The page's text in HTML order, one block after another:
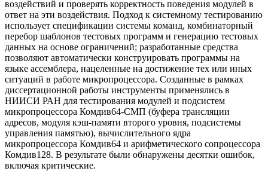
воздействий и проверять корректность поведения модулей в
ответ на эти воздействия. Подход к системному тестированию
использует спецификации системы команд, комбинаторный
перебор шаблонов тестовых программ и генерацию тестовых
данных на основе ограничений; разработанные средства
позволяют автоматически конструировать программы на
языке ассемблера, нацеленные на достижение тех или иных
ситуаций в работе микропроцессора. Созданные в рамках
диссертационной работы инструменты применялись в
НИИСИ РАН для тестирования модулей и подсистем
микропроцессора Комдив64-СМП (буфера трансляции
адресов, модуля кэш-памяти второго уровня, подсистемы
управления памятью), вычислительного ядра
микропроцессора Комдив64 и арифметического сопроцессора
Комдив128. В результате были обнаружены десятки ошибок,
включая критические.